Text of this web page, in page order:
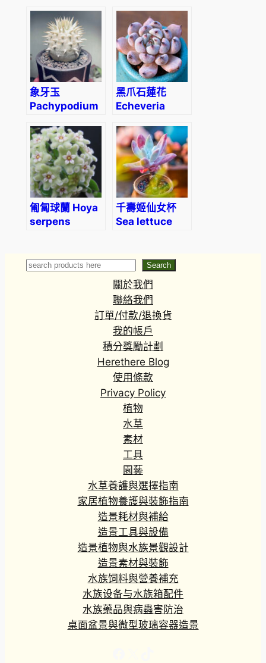
Irmsch
象牙玉
Pachypodium
黑爪石蓮花
Echeveria
var.zaragozae
kimnach
匍匐球蘭 Hoya
serpens
千壽姬仙女杯
Sea lettuce
(3-4cm)
Search Search
關於我們
聯絡我們
訂單/付款/退換貨
我的帳戶
積分獎勵計劃
Herethere Blog
使用條款
Privacy Policy
植物
水草
素材
工具
園藝
水草養護與選擇指南
家居植物養護與裝飾指南
造景耗材與補給
造景工具與設備
造景植物與水族景觀設計
造景素材與裝飾
水族饲料與營養補充
水族设备与水族箱配件
水族藥品與病蟲害防治
桌面盆景與微型玻璃容器造景